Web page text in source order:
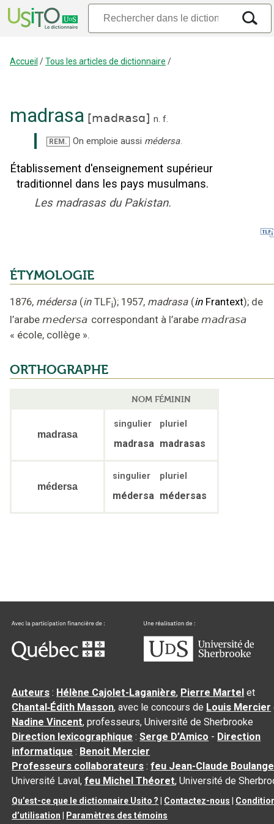
Accueil /Tous les articles de dictionnaire /
madrasa [madʀasɑ] n. f.
REM. On emploie aussi médersa.
Établissement d'enseignement supérieur
traditionnel dans les pays musulmans.
Les madrasas du Pakistan.
ÉTYMOLOGIE
1876, médersa (in TLFi); 1957, madrasa (in Frantext); de
l’arabe medersa correspondant à l’arabe madrasa
« école, collège ».
ORTHOGRAPHE
NOM FÉMININ
madrasa
singulier pluriel
madrasa madrasas
médersa
singulier pluriel
médersa médersas
Auteurs : Hélène Cajolet-Laganière, Pierre Martel et
Chantal‑Édith Masson, avec le concours de Louis Mercier
Nadine Vincent, professeurs, Université de Sherbrooke
Direction lexicographique :Serge D’Amico - Direction
informatique : Benoit Mercier
Professeurs collaborateurs :feu Jean-Claude
Université Laval,feu Michel Théoret, Université de
Qu’est-ce que le dictionnaire Usito ? Contactez-nous
d’utilisation
Paramètres des témoins